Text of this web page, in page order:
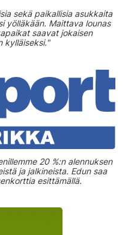
sekä paikallisia asukkaita
yölläkään. Maittava lounas
saavat jokaisen
kylläiseksi."
20 %:n alennuksen
ja jalkineista. Edun saa
esittämällä.